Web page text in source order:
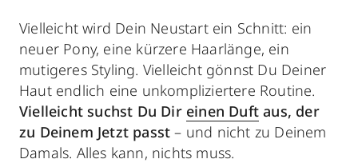
Vielleicht wird Dein Neustart ein Schnitt: ein
neuer Pony, eine kürzere Haarlänge, ein
mutigeres Styling. Vielleicht gönnst Du Deiner
Haut endlich eine unkompliziertere Routine.
Vielleicht suchst Du Dir einen Duft aus, der
zu Deinem Jetzt passt – und nicht zu Deinem
Damals. Alles kann, nichts muss.